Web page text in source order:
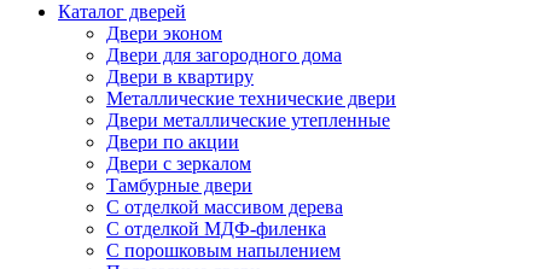
Каталог дверей
Двери эконом
Двери для загородного дома
Двери в квартиру
Металлические технические двери
Двери металлические утепленные
Двери по акции
Двери с зеркалом
Тамбурные двери
С отделкой массивом дерева
С отделкой МДФ-филенка
С порошковым напылением